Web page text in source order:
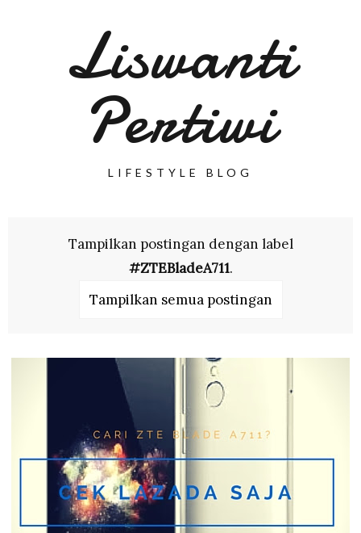
Liswanti
Pertiwi
LIFESTYLE BLOG
Tampilkan postingan dengan label
#ZTEBladeA711.
Tampilkan semua postingan